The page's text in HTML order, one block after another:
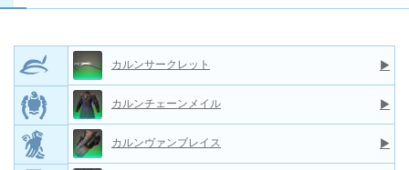
カルンサークレット ▶
カルンチェーンメイル ▶
カルンヴァンブレイス ▶